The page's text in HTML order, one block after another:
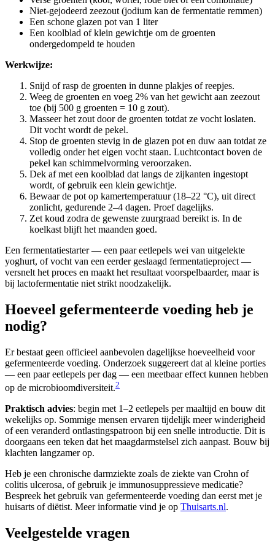
Niet-gejodeerd zeezout (jodium kan de fermentatie remmen)
Een schone glazen pot van 1 liter
Een koolblad of klein gewichtje om de groenten
ondergedompeld te houden
Werkwijze:
Snijd of rasp de groenten in dunne plakjes of reepjes.
Weeg de groenten en voeg 2% van het gewicht aan zeezout
toe (bij 500 g groenten = 10 g zout).
Masseer het zout door de groenten totdat ze vocht loslaten.
Dit vocht wordt de pekel.
Stop de groenten stevig in de glazen pot en duw aan totdat ze
volledig onder het eigen vocht staan. Luchtcontact boven de
pekel kan schimmelvorming veroorzaken.
Dek af met een koolblad dat langs de zijkanten ingestopt
wordt, of gebruik een klein gewichtje.
Bewaar de pot op kamertemperatuur (18–22 °C), uit direct
zonlicht, gedurende 2–4 dagen. Proef dagelijks.
Zet koud zodra de gewenste zuurgraad bereikt is. In de
koelkast blijft het maanden goed.
Een fermentatiestarter — een paar eetlepels wei van uitgelekte
yoghurt, of vocht van een eerder geslaagd fermentatieproject —
versnelt het proces en maakt het resultaat voorspelbaarder, maar is
bij lactofermentatie niet strikt noodzakelijk.
Hoeveel gefermenteerde voeding heb je
nodig?
Er bestaat geen officieel aanbevolen dagelijkse hoeveelheid voor
gefermenteerde voeding. Onderzoek suggereert dat al kleine porties
— een paar eetlepels per dag — een meetbaar effect kunnen hebben
op de microbioomdiversiteit.2
Praktisch advies: begin met 1–2 eetlepels per maaltijd en bouw dit
wekelijks op. Sommige mensen ervaren tijdelijk meer winderigheid
of een veranderd ontlastingspatroon bij een snelle introductie. Dit is
doorgaans een teken dat het maagdarmstelsel zich aanpast. Bouw bij
klachten langzamer op.
Heb je een chronische darmziekte zoals de ziekte van Crohn of
colitis ulcerosa, of gebruik je immunosuppressieve medicatie?
Bespreek het gebruik van gefermenteerde voeding dan eerst met je
huisarts of diëtist. Meer informatie vind je op Thuisarts.nl.
Veelgestelde vragen